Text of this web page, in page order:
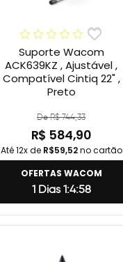
Suporte Wacom
ACK639KZ , Ajustável ,
Compatível Cintiq 22" ,
Preto
De R$ 744,33
R$ 584,90
Até 12x de R$59,52no cartão
OFERTAS WACOM
1 Dias 1:4:57